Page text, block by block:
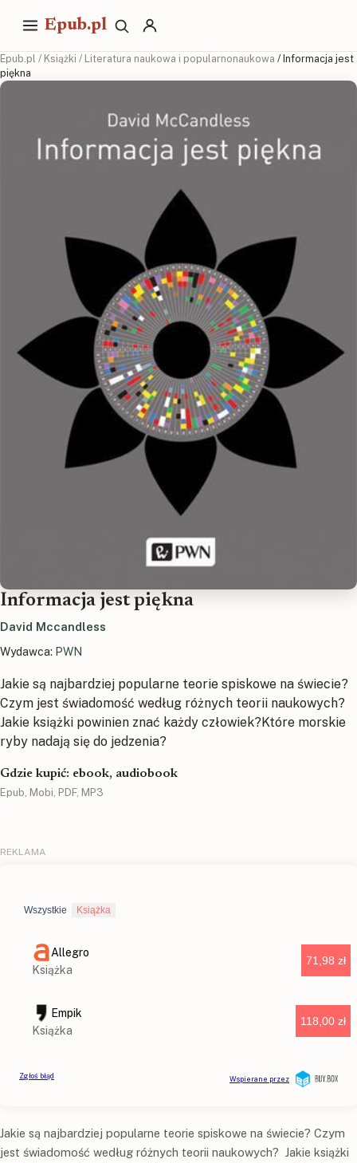
Epub.pl
Epub.pl / Książki / Literatura naukowa i popularnonaukowa / Informacja jest
piękna
Informacja jest piękna
David Mccandless
Wydawca: PWN
Jakie są najbardziej popularne teorie spiskowe na świecie?
Czym jest świadomość według różnych teorii naukowych?
Jakie książki powinien znać każdy człowiek?Które morskie
ryby nadają się do jedzenia?
Gdzie kupić: ebook, audiobook
Epub, Mobi, PDF, MP3
Jakie są najbardziej popularne teorie spiskowe na świecie? Czym
jest świadomość według różnych teorii naukowych? Jakie książki